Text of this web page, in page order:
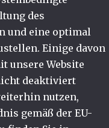
des
und eine optimal
Einige davon
unsere Website
deaktiviert
nutzen,
gemäß der EU-